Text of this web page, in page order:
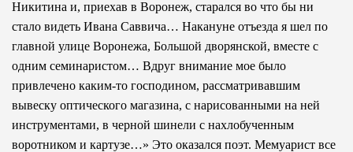
Никитина и, приехав в Воронеж, старался во что бы ни
стало видеть Ивана Саввича… Накануне отъезда я шел по
главной улице Воронежа, Большой дворянской, вместе с
одним семинаристом… Вдруг внимание мое было
привлечено каким-то господином, рассматривавшим
вывеску оптического магазина, с нарисованными на ней
инструментами, в черной шинели с нахлобученным
воротником и картузе…» Это оказался поэт. Мемуарист все